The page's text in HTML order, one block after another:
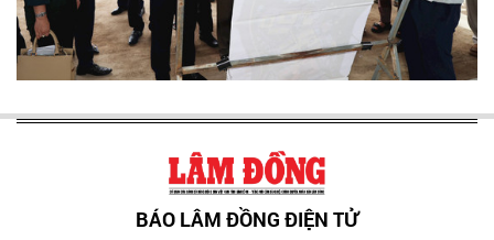
BÁO LÂM ĐỒNG ĐIỆN TỬ